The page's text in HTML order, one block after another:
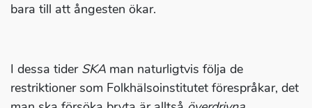
bara till att ångesten ökar.
I dessa tider SKA man naturligtvis följa de
restriktioner som Folkhälsoinstitutet förespråkar, det